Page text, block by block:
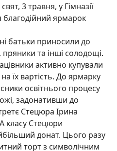
3 травня, у Гімназії
ярмарок
батьки приносили до
пряники та інші солодощі.
активно купували
їх вартість. До ярмарку
освітнього процесу
задонативши до
Стецюра Ірина
класу Стецюри
донат. Цього разу
торт з символічним